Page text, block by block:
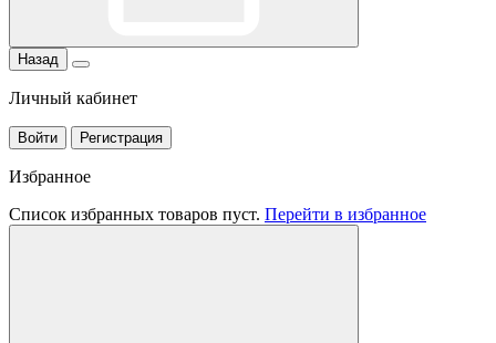
Назад
Личный кабинет
Войти Регистрация
Избранное
Список избранных товаров пуст. Перейти в избранное